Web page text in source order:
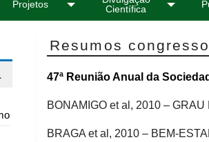
Projetos
Científica
Resumos
47ª Reunião Anual da
BONAMIGO et al, 2010 –
BRAGA et al, 2010 – BEM-